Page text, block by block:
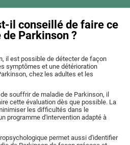
il conseillé de faire ce
Parkinson ?
il est possible de détecter de façon
symptômes et une détérioration
chez les adultes et les
souffrir de maladie de Parkinson, il
cette évaluation dès que possible. La
les difficultés dans le
programme d'intervention adapté à
permet aussi d'identifier